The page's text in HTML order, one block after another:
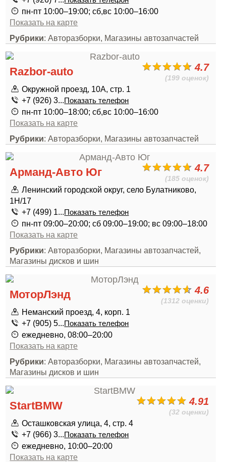
пн-пт 10:00–19:00; сб,вс 10:00–16:00
Показать на карте
Рубрики: Авторазборки, Магазины автозапчастей
4.7
(199 оценок)
Razbor-auto
Окружной проезд, 10А, стр. 1
+7 (926) 3...Показать телефон
пн-пт 10:00–18:00; сб,вс 10:00–16:00
Показать на карте
Рубрики: Авторазборки, Магазины автозапчастей
4.7
(185 оценок)
Арманд-Авто Юг
Ленинский городской округ, село Булатниково,
1Н/17
+7 (499) 1...Показать телефон
пн-пт 09:00–20:00; сб 09:00–19:00; вс 09:00–18:00
Показать на карте
Рубрики: Авторазборки, Магазины автозапчастей,
Магазины дисков и шин
4.6
(1312 оценки)
МоторЛэнд
Неманский проезд, 4, корп. 1
+7 (905) 5...Показать телефон
ежедневно, 08:00–20:00
Показать на карте
Рубрики: Авторазборки, Магазины автозапчастей,
Магазины дисков и шин
4.91
(32 оценки)
StartBMW
Осташковская улица, 4, стр. 4
+7 (966) 3...Показать телефон
ежедневно, 10:00–20:00
Показать на карте